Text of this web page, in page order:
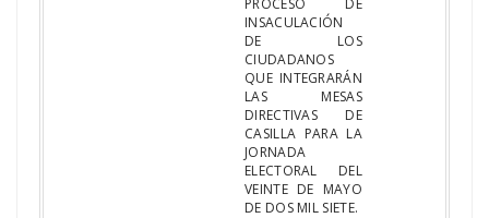
PROCESO DE
INSACULACIÓN
DE LOS
CIUDADANOS
QUE INTEGRARÁN
LAS MESAS
DIRECTIVAS DE
CASILLA PARA LA
JORNADA
ELECTORAL DEL
VEINTE DE MAYO
DE DOS MIL SIETE.